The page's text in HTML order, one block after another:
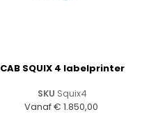
CAB SQUIX 4 labelprinter
SKU Squix4
Vanaf€ 1.850,00